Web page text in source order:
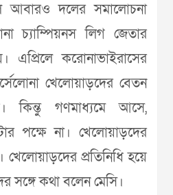
আবারও দলের সমালোচনা
চ‌্যাম্পিয়নস লিগ জেতার
করোনাভাইরাসের
খেলোয়াড়দের বেতন
কিন্তু গণমাধ‌্যমে আসে,
পক্ষে না। খেলোয়াড়দের
খেলোয়াড়দের প্রতিনিধি হয়ে
সঙ্গে কথা বলেন মেসি।